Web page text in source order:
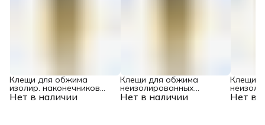
Нет в наличии
Клещи для обжима
изолир. наконечников
НКИ и НВИ, разъемов Нет в наличии
Клещи для обжима
неизолированных
наконечников НК и НВ, Нет в
Клещи